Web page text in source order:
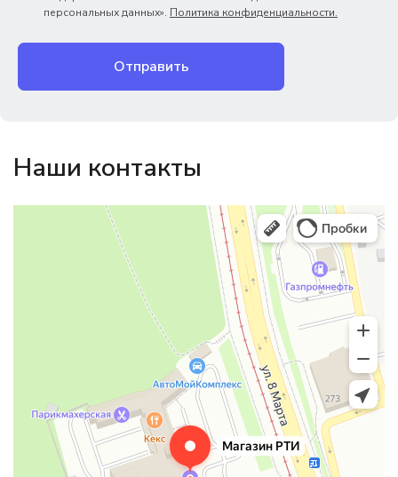
персональных данных». Политика конфиденциальности.
Отправить
Наши контакты
Магазин резинотехники
Резиновые и резинотехнические изделия в Екатеринбурге
Садовый инвентарь и техника в Екатеринбурге